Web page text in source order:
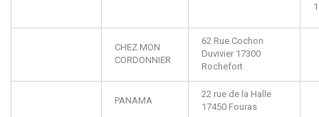
CHEZ MON
CORDONNIER
62 Rue Cochon
Duvivier 17300
Rochefort
PANAMA
22 rue de la Halle
17450 Fouras